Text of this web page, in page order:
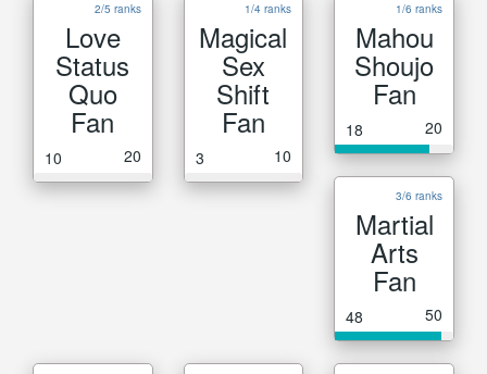
2/5 ranks
Love
Status
Quo
Fan
10 20
1/4 ranks
Magical
Sex
Shift
Fan
3 10
1/6 ranks
Mahou
Shoujo
Fan
18 20
3/6 ranks
Martial
Arts
Fan
48 50